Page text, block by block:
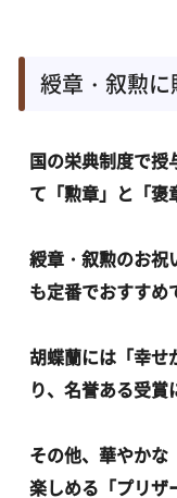
綬章・叙勲に
国の栄典制度で授
て「勲章」と「褒
綬章・叙勲のお祝
も定番でおすすめ
胡蝶蘭には「幸せ
り、名誉ある受賞
その他、華やかな
楽しめる「プリザ